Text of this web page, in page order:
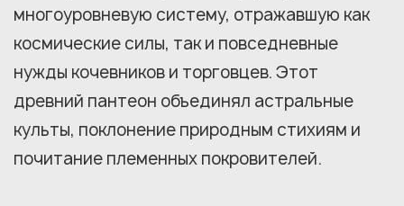
многоуровневую систему, отражавшую как
космические силы, так и повседневные
нужды кочевников и торговцев. Этот
древний пантеон объединял астральные
культы, поклонение природным стихиям и
почитание племенных покровителей.